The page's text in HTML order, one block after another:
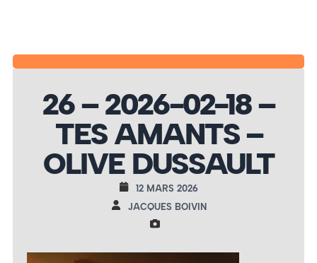
26 – 2026-02-18 –
TES AMANTS –
OLIVE DUSSAULT
12 MARS 2026
JACQUES BOIVIN